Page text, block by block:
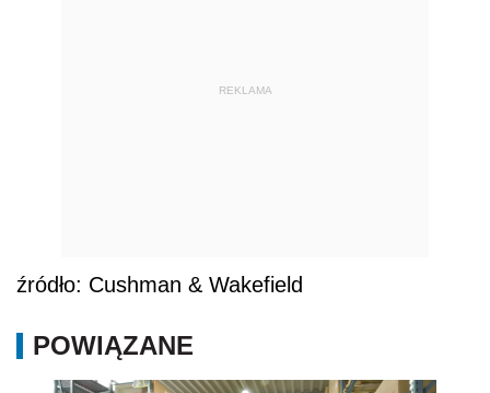
REKLAMA
źródło: Cushman & Wakefield
POWIĄZANE